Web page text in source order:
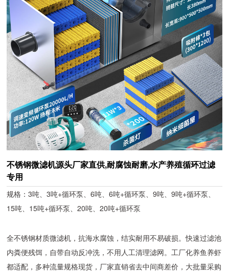
不锈钢微滤机源头厂家直供,耐腐蚀耐磨,水产养殖循环过滤
专用
规格：3吨、3吨+循环泵、6吨、6吨+循环泵、9吨、9吨+循环泵、
15吨、15吨+循环泵、20吨、20吨+循环泵
全不锈钢材质微滤机，抗海水腐蚀，结实耐用不易破损。快速过滤池
内粪便残饵，自带自动反冲洗，不用人工清理滤网。工厂化养鱼养虾
都适配，多种流量规格现货，厂家直销省去中间商差价，大批量采购